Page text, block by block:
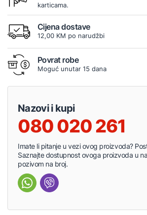
karticama.
Cijena dostave
12,00 KM po narudžbi
Povrat robe
Moguć unutar 15 dana
Nazovi i kupi
080 020 261
Imate li pitanje u vezi ovog proizvoda?
Saznajte dostupnost ovoga proizvoda u
pozivom na broj.